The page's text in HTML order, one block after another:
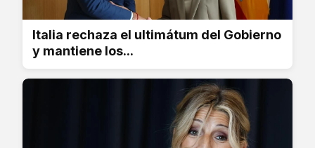
Italia rechaza el ultimátum del Gobierno
y mantiene los...